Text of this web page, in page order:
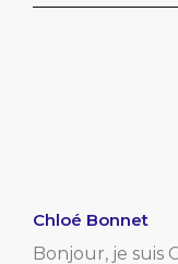
Chloé Bonnet
Bonjour, je suis